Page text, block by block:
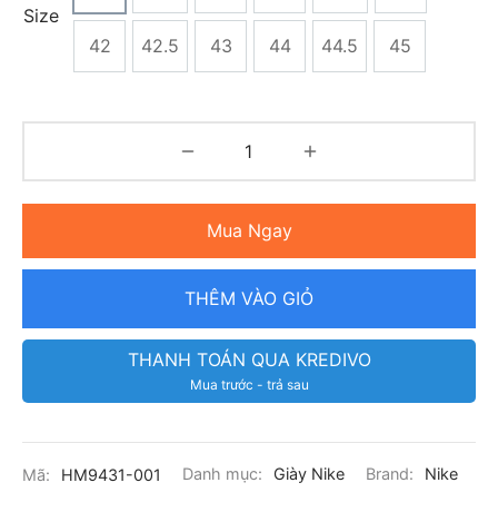
Size
42 42.5 43 44 44.5 45
Mua Ngay
THÊM VÀO GIỎ
THANH TOÁN QUA KREDIVO
Mua trước - trả sau
Mã: HM9431-001 Danh mục: Giày Nike Brand: Nike